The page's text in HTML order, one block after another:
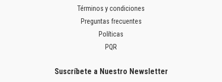
Términos y condiciones
Preguntas frecuentes
Políticas
PQR
Suscríbete a Nuestro Newsletter